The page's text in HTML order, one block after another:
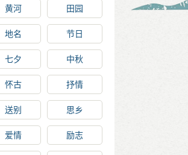
黄河 田园
地名 节日
七夕 中秋
怀古 抒情
送别 思乡
爱情 励志